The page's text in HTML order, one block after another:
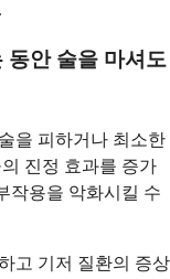
동안 술을 마셔도
을 피하거나 최소한
진정 효과를 증가
작용을 악화시킬 수
고 기저 질환의 증상